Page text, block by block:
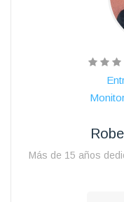
Más de 15 años